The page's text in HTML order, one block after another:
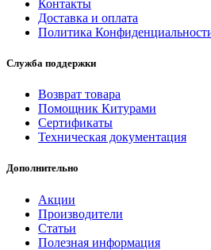
Контакты
Доставка и оплата
Политика
Служба поддержки
Возврат товара
Помощник Китурами
Сертификаты
Техническая документация
Дополнительно
Акции
Производители
Статьи
Полезная информация